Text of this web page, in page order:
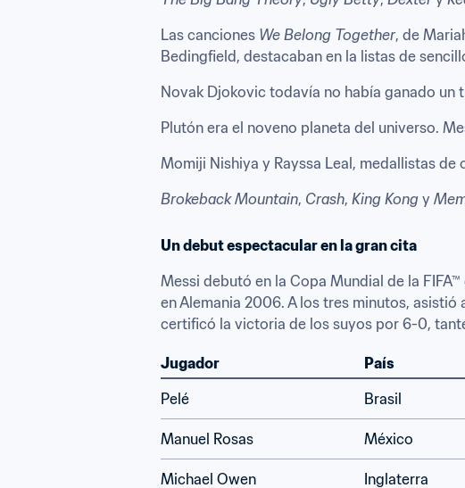
Las canciones We Belong Together, de
Bedingfield, destacaban en la listas de
Novak Djokovic todavía no había ganado un
Plutón era el noveno planeta del universo.
Momiji Nishiya y Rayssa Leal, medallistas
Brokeback Mountain, Crash, King Kong y
Un debut espectacular en la gran cita
Messi debutó en la Copa Mundial de la
en Alemania 2006. A los tres minutos,
certificó la victoria de los suyos por 6-0,
Jugador País
Pelé
Brasil
Manuel Rosas México
Michael Owen Inglaterra